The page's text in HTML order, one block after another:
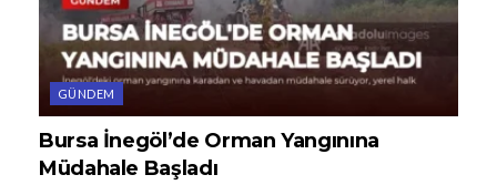
GÜNDEM
Bursa İnegöl’de Orman Yangınına
Müdahale Başladı